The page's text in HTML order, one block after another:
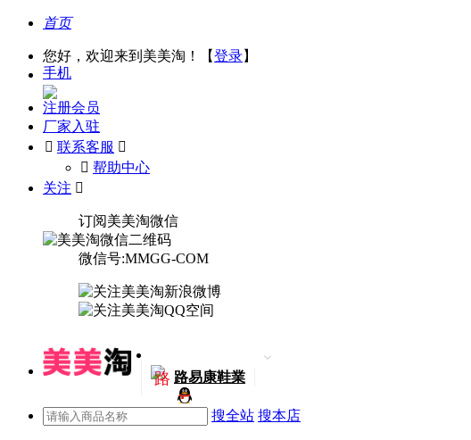
首页
您好，欢迎来到美美淘！【登录】
手机
注册会员
厂家入驻
 联系客服 
󰅃 帮助中心
关注 
订阅美美淘微信
微信号:MMGG-COM
路 路易康鞋業
搜全站 搜本店